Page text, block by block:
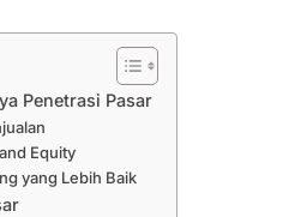
Penetrasi Pasar
Equity
yang Lebih Baik